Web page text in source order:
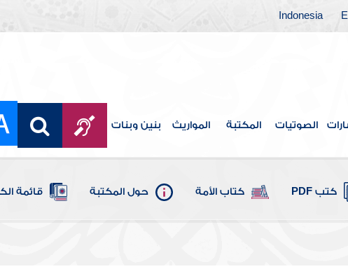
Indonesia
الصوتيات المكتبة المواريث بنين وبنات
كتب PDF كتاب الأمة حول المكتبة قائمة